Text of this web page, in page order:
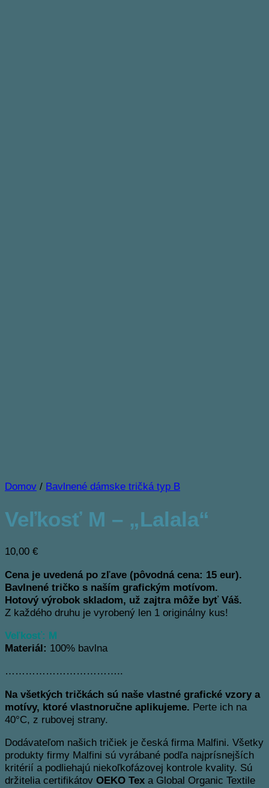
Domov / Bavlnené dámske tričká typ B
Veľkosť M – „Lalala“
10,00 €
Cena je uvedená po zľave (pôvodná cena: 15 eur).
Bavlnené tričko s naším grafickým motívom.
Hotový výrobok skladom, už zajtra môže byť Váš.
Z každého druhu je vyrobený len 1 originálny kus!
Veľkosť: M
Materiál: 100% bavlna
……………………………..
Na všetkých tričkách sú naše vlastné grafické vzory a
motívy, ktoré vlastnoručne aplikujeme. Perte ich na
40°C, z rubovej strany.
Dodávateľom našich tričiek je česká firma Malfini. Všetky
produkty firmy Malfini sú vyrábané podľa najprísnejších
kritérií a podliehajú niekoľkofázovej kontrole kvality. Sú
držitelia certifikátov OEKO Tex a Global Organic Textile